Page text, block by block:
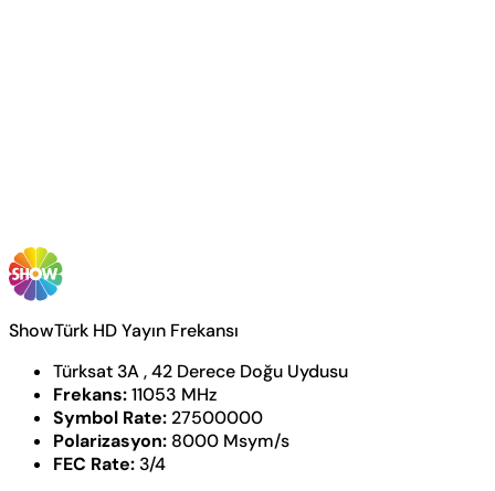
ShowTürk HD Yayın Frekansı
Türksat 3A , 42 Derece Doğu Uydusu
Frekans:11053 MHz
Symbol Rate: 27500000
Polarizasyon: 8000 Msym/s
FEC Rate: 3/4